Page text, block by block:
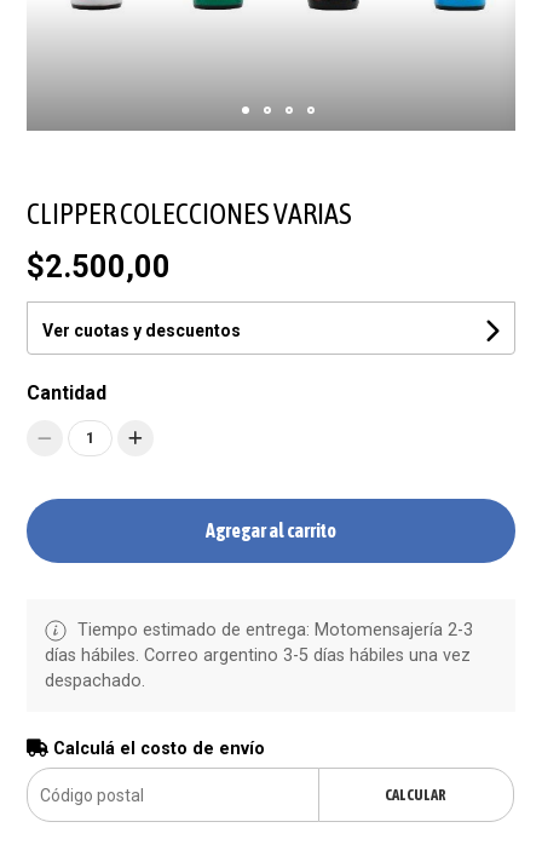
CLIPPER COLECCIONES VARIAS
$2.500,00
Ver cuotas y descuentos
Cantidad
1
Agregar al carrito
Tiempo estimado de entrega: Motomensajería 2-3
días hábiles. Correo argentino 3-5 días hábiles una vez
despachado.
Calculá el costo de envío
CALCULAR